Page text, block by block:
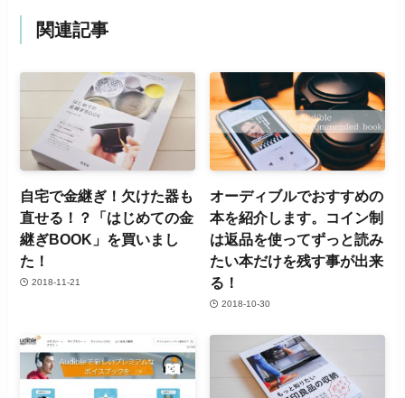
関連記事
自宅で金継ぎ！欠けた器も
直せる！？「はじめての金
継ぎBOOK」を買いまし
た！
2018-11-21
オーディブルでおすすめの
本を紹介します。コイン制
は返品を使ってずっと読み
たい本だけを残す事が出来
る！
2018-10-30